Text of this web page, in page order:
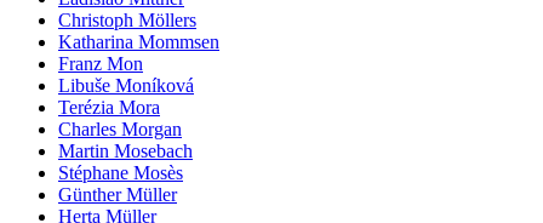
Christoph Möllers
Katharina Mommsen
Franz Mon
Libuše Moníková
Terézia Mora
Charles Morgan
Martin Mosebach
Stéphane Mosès
Günther Müller
Herta Müller